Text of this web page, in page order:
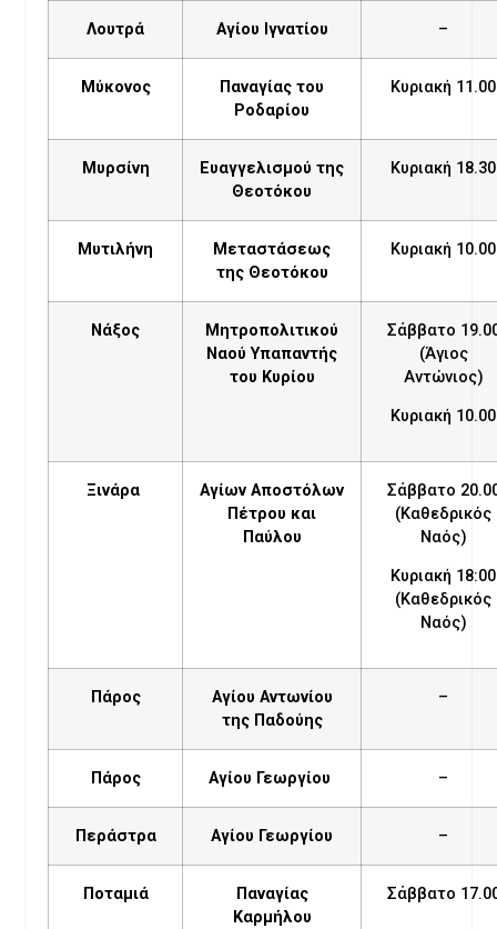
Λουτρά Αγίου Ιγνατίου –
Μύκονος
Παναγίας του
Ροδαρίου
Κυριακή 11.00
Μυρσίνη
Ευαγγελισμού της
Θεοτόκου
Κυριακή 18.30
Μυτιλήνη
Μεταστάσεως
της Θεοτόκου
Κυριακή 10.00
Νάξος
Μητροπολιτικού
Ναού Υπαπαντής
του Κυρίου
Σάββατο
(Άγιος
Αντώνιος)
Κυριακή 10.00
Ξινάρα
Αγίων Αποστόλων
Πέτρου και
Παύλου
Σάββατο
(Καθεδρικός
Ναός)
Κυριακή 18:00
(Καθεδρικός
Ναός)
Πάρος
Αγίου Αντωνίου
της Παδούης
–
Πάρος Αγίου Γεωργίου –
Περάστρα Αγίου Γεωργίου –
Ποταμιά
Παναγίας
Καρμήλου
Σάββατο